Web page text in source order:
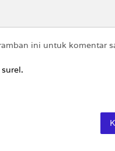
ini untuk komentar